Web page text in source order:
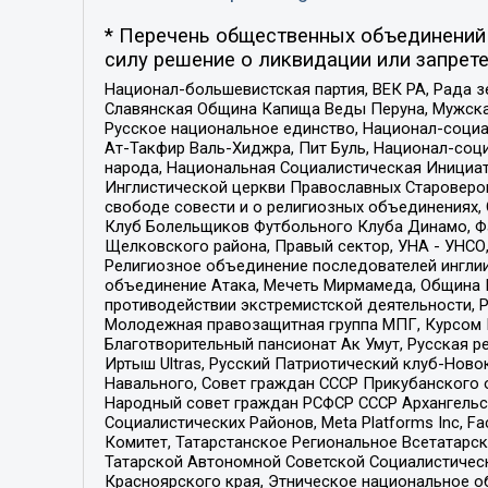
* Перечень общественных
силу решение о ликвидации или
Национал-большевистская партия, ВЕК РА, Рада
Славянская Община Капища Веды Перуна,
Русское национальное единство, Национал-
Ат-Такфир Валь-Хиджра, Пит Буль, Национал-
народа, Национальная Социалистическая
Инглистической церкви Православных
свободе совести и о религиозных
Клуб Болельщиков Футбольного Клуба Динамо,
Щелковского района, Правый сектор, УНА - УНСО,
Религиозное объединение последователей
объединение Атака, Мечеть Мирмамеда, Община
противодействии экстремистской
Молодежная правозащитная группа МПГ, Курсом
Благотворительный пансионат Ак Умут, Русская
Иртыш Ultras, Русский Патриотический клуб-
Навального, Совет граждан СССР
Народный совет граждан РСФСР СССР
Социалистических Районов, Meta Platforms Inc,
Комитет, Татарстанское Региональное
Татарской Автономной Советской
Красноярского края, Этническое национальное